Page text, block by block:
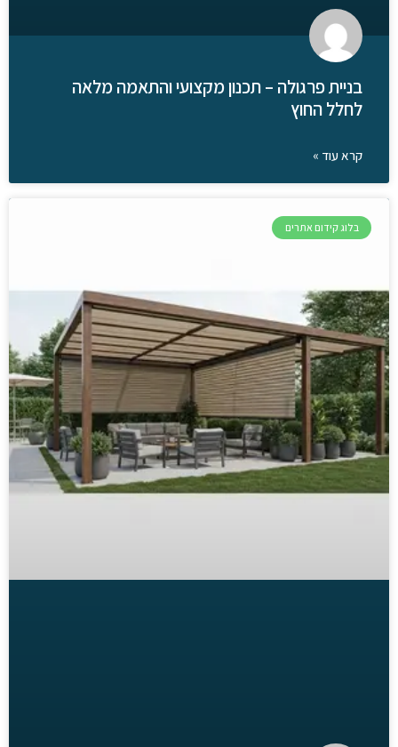
בניית פרגולה – תכנון מקצועי והתאמה מלאה
לחלל החוץ
קרא עוד »
בלוג קידום אתרים